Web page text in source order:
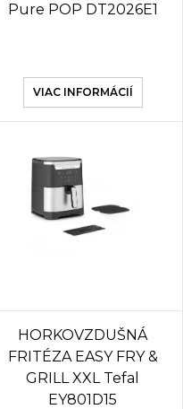
Pure POP DT2026E1
VIAC INFORMÁCIÍ
HORKOVZDUŠNÁ
FRITÉZA EASY FRY &
GRILL XXL Tefal
EY801D15